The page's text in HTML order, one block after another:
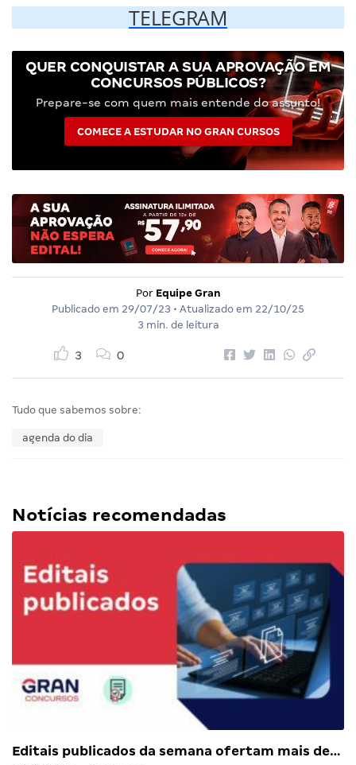
TELEGRAM
QUER CONQUISTAR A SUA APROVAÇÃO EM
CONCURSOS PÚBLICOS?
Prepare-se com quem mais entende do assunto!
COMECE A ESTUDAR NO GRAN CURSOS
Por Equipe Gran
Publicado em 29/07/23 • Atualizado em 22/10/25
3 min. de leitura
3 0
Tudo que sabemos sobre:
agenda do dia
Notícias recomendadas
Editais publicados da semana ofertam mais de…